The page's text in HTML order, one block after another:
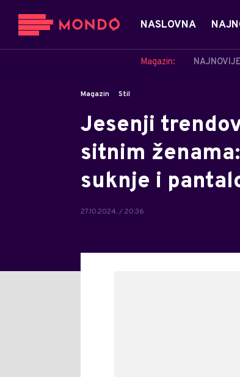
NASLOVNA
Magazin: NAJNOVIJE
Magazin Stil
Jesenji
sitnim
suknje i
27.10.2024. / 20:36